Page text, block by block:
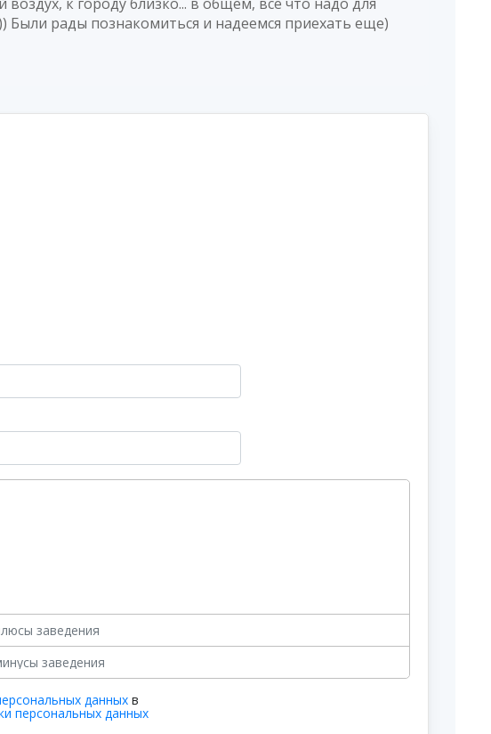
Были рады познакомиться и надеемся приехать еще)
данных в
персональных данных